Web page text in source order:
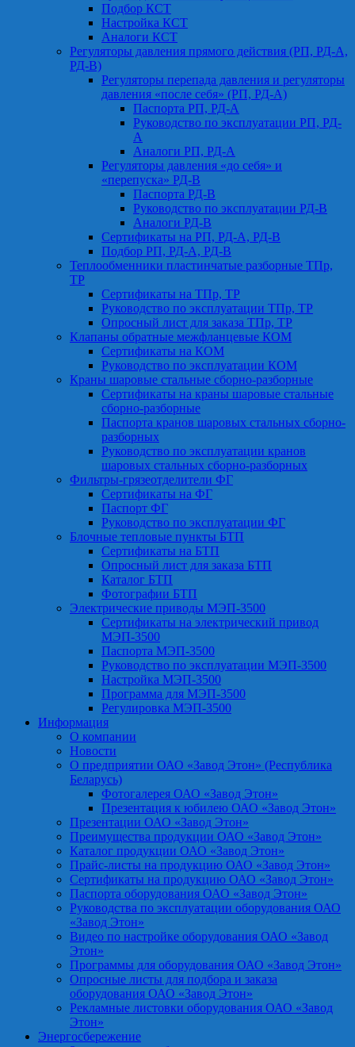
Подбор КСТ
Настройка КСТ
Аналоги КСТ
Регуляторы давления прямого действия (РП, РД-А,
РД-В)
Регуляторы перепада давления и регуляторы
давления «после себя» (РП, РД-А)
Паспорта РП, РД-А
Руководство по эксплуатации РП, РД-
А
Аналоги РП, РД-А
Регуляторы давления «до себя» и
«перепуска» РД-В
Паспорта РД-В
Руководство по эксплуатации РД-В
Аналоги РД-В
Сертификаты на РП, РД-А, РД-В
Подбор РП, РД-А, РД-В
Теплообменники пластинчатые разборные ТПр,
ТР
Сертификаты на ТПр, ТР
Руководство по эксплуатации ТПр, ТР
Опросный лист для заказа ТПр, ТР
Клапаны обратные межфланцевые КОМ
Сертификаты на КОМ
Руководство по эксплуатации КОМ
Краны шаровые стальные сборно-разборные
Сертификаты на краны шаровые стальные
сборно-разборные
Паспорта кранов шаровых стальных сборно-
разборных
Руководство по эксплуатации кранов
шаровых стальных сборно-разборных
Фильтры-грязеотделители ФГ
Сертификаты на ФГ
Паспорт ФГ
Руководство по эксплуатации ФГ
Блочные тепловые пункты БТП
Сертификаты на БТП
Опросный лист для заказа БТП
Каталог БТП
Фотографии БТП
Электрические приводы МЭП-3500
Сертификаты на электрический привод
МЭП-3500
Паспорта МЭП-3500
Руководство по эксплуатации МЭП-3500
Настройка МЭП-3500
Программа для МЭП-3500
Регулировка МЭП-3500
Информация
О компании
Новости
О предприятии ОАО «Завод Этон» (Республика
Беларусь)
Фотогалерея ОАО «Завод Этон»
Презентация к юбилею ОАО «Завод Этон»
Презентации ОАО «Завод Этон»
Преимущества продукции ОАО «Завод Этон»
Каталог продукции ОАО «Завод Этон»
Прайс-листы на продукцию ОАО «Завод Этон»
Сертификаты на продукцию ОАО «Завод Этон»
Паспорта оборудования ОАО «Завод Этон»
Руководства по эксплуатации оборудования ОАО
«Завод Этон»
Видео по настройке оборудования ОАО «Завод
Этон»
Программы для оборудования ОАО «Завод Этон»
Опросные листы для подбора и заказа
оборудования ОАО «Завод Этон»
Рекламные листовки оборудования ОАО «Завод
Этон»
Энергосбережение